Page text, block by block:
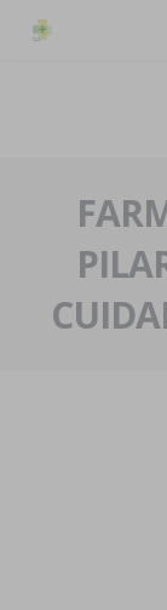
La farmacia
Nuestra
Nuestro
Eventos
Servicios y